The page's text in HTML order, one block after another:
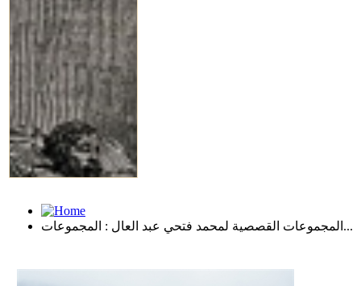
المجموعات القصصية لمحمد فتحي عبد العال : المجموعات...